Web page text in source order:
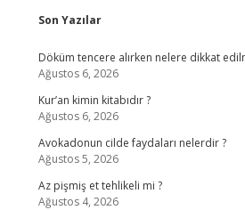
Sidebar
Son Yazılar
Döküm tencere alırken nelere dikkat
Ağustos 6, 2026
Kur’an kimin kitabıdır ?
Ağustos 6, 2026
Avokadonun cilde faydaları nelerdir ?
Ağustos 5, 2026
Az pişmiş et tehlikeli mi ?
Ağustos 4, 2026